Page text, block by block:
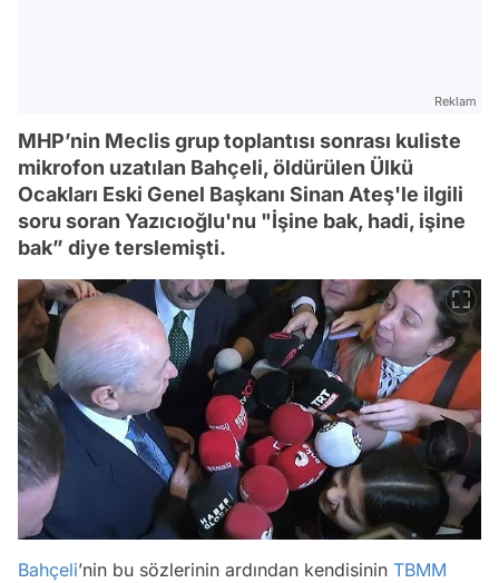
Reklam
MHP’nin Meclis grup toplantısı sonrası kuliste
mikrofon uzatılan Bahçeli, öldürülen Ülkü
Ocakları Eski Genel Başkanı Sinan Ateş'le ilgili
soru soran Yazıcıoğlu'nu "İşine bak, hadi, işine
bak” diye terslemişti.
Bahçeli’nin bu sözlerinin ardından kendisinin TBMM